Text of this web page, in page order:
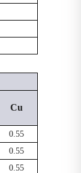
Cu
0.55
0.55
0.55